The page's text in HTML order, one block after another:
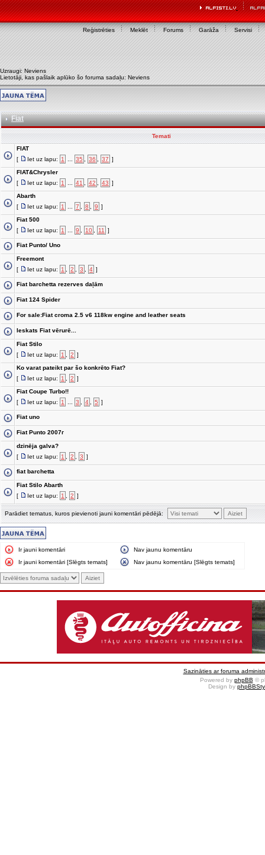
Reģistrēties Meklēt Forums Garāža Servisi
Uzraugi: Neviens
Lietotāji, kas pašlaik aplūko šo foruma sadaļu: Neviens
Fiat
Temati
FIAT
[
Iet uz lapu: 1 35 36 37 ]
FIAT&Chrysler
[
Iet uz lapu: 1 41 42 43 ]
Abarth
[
Iet uz lapu: 1 7 8 9 ]
Fiat 500
[
Iet uz lapu: 1 9 10 11 ]
Fiat Punto/ Uno
Freemont
[
Iet uz lapu: 1 2 3 4 ]
Fiat barchetta rezerves daļām
Fiat 124 Spider
For sale:Fiat croma 2.5 v6 118kw engine and leather seats
Ieskats Fiat vērurē...
Fiat Stilo
[
Iet uz lapu: 1 2 ]
Ko varat pateikt par šo konkrēto Fiat?
[
Iet uz lapu: 1 2 ]
Fiat Coupe Turbo!!
[
Iet uz lapu: 1 3 4 5 ]
Fiat uno
Fiat Punto 2007г
dzinēja galva?
[
Iet uz lapu: 1 2 3 ]
fiat barchetta
Fiat Stilo Abarth
[
Iet uz lapu: 1 2 ]
Parādiet tematus, kuros pievienoti jauni komentāri pēdējā:
Ir jauni komentāri
Nav jaunu komentāru
Ir jauni komentāri [Slēgts temats]
Nav jaunu komentāru [Slēgts temats]
Sazināties ar foruma
Powered by phpBB ©
Design by